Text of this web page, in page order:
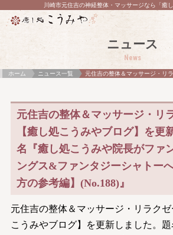
川崎市元住吉の神経整体・マッサージなら「癒
ニュース
News
ホーム ニュース一覧 元住吉の整体＆マッサージ・リ
元住吉の整体＆マッサージ・リ
【癒し処こうみやブログ】を更
名『癒し処こうみや院長がファ
ングス&ファンタジーシャトー
方の参考編】(No.188)』
元住吉の整体＆マッサージ・リラク
こうみやブログ】を更新しました。題